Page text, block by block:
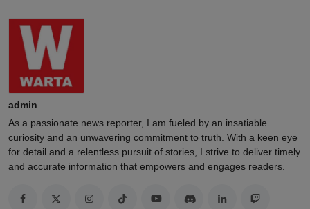
admin
As a passionate news reporter, I am fueled by an insatiable
curiosity and an unwavering commitment to truth. With a keen eye
for detail and a relentless pursuit of stories, I strive to deliver timely
and accurate information that empowers and engages readers.